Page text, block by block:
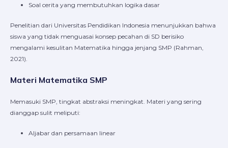
Soal cerita yang membutuhkan logika dasar
Penelitian dari Universitas Pendidikan Indonesia menunjukkan bahwa
siswa yang tidak menguasai konsep pecahan di SD berisiko
mengalami kesulitan Matematika hingga jenjang SMP (Rahman,
2021).
Materi Matematika SMP
Memasuki SMP, tingkat abstraksi meningkat. Materi yang sering
dianggap sulit meliputi:
Aljabar dan persamaan linear